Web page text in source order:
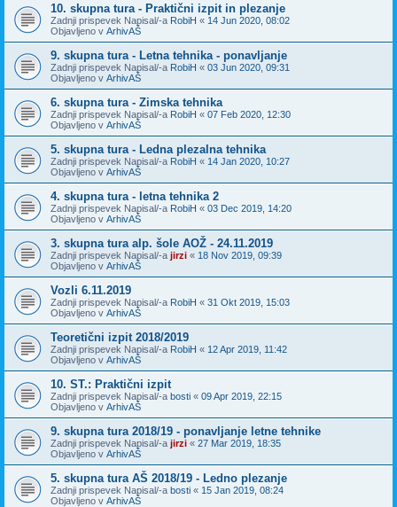
10. skupna tura - Praktični izpit in plezanje
Zadnji prispevek Napisal/-a RobiH « 14 Jun 2020, 08:02
Objavljeno v ArhivAŠ
9. skupna tura - Letna tehnika - ponavljanje
Zadnji prispevek Napisal/-a RobiH « 03 Jun 2020, 09:31
Objavljeno v ArhivAŠ
6. skupna tura - Zimska tehnika
Zadnji prispevek Napisal/-a RobiH « 07 Feb 2020, 12:30
Objavljeno v ArhivAŠ
5. skupna tura - Ledna plezalna tehnika
Zadnji prispevek Napisal/-a RobiH « 14 Jan 2020, 10:27
Objavljeno v ArhivAŠ
4. skupna tura - letna tehnika 2
Zadnji prispevek Napisal/-a RobiH « 03 Dec 2019, 14:20
Objavljeno v ArhivAŠ
3. skupna tura alp. šole AOŽ - 24.11.2019
Zadnji prispevek Napisal/-a jirzi « 18 Nov 2019, 09:39
Objavljeno v ArhivAŠ
Vozli 6.11.2019
Zadnji prispevek Napisal/-a RobiH « 31 Okt 2019, 15:03
Objavljeno v ArhivAŠ
Teoretični izpit 2018/2019
Zadnji prispevek Napisal/-a RobiH « 12 Apr 2019, 11:42
Objavljeno v ArhivAŠ
10. ST.: Praktični izpit
Zadnji prispevek Napisal/-a bosti « 09 Apr 2019, 22:15
Objavljeno v ArhivAŠ
9. skupna tura 2018/19 - ponavljanje letne tehnike
Zadnji prispevek Napisal/-a jirzi « 27 Mar 2019, 18:35
Objavljeno v ArhivAŠ
5. skupna tura AŠ 2018/19 - Ledno plezanje
Zadnji prispevek Napisal/-a bosti « 15 Jan 2019, 08:24
Objavljeno v ArhivAŠ